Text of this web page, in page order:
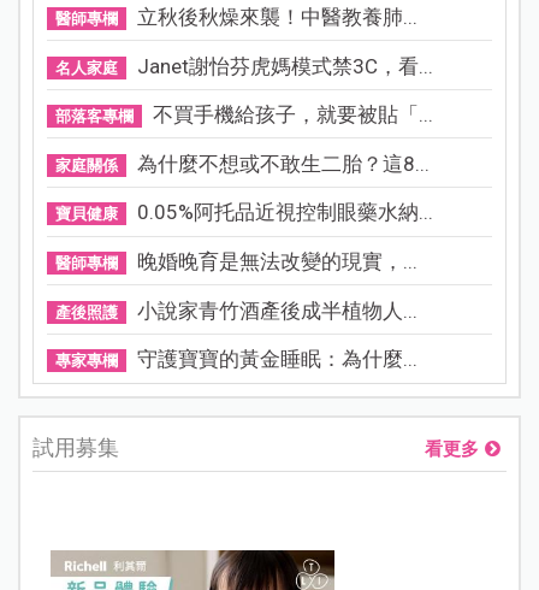
醫師專欄 立秋後秋燥來襲！中醫教養肺...
名人家庭 Janet謝怡芬虎媽模式禁3C，看...
部落客專欄 不買手機給孩子，就要被貼「...
家庭關係 為什麼不想或不敢生二胎？這8...
寶貝健康 0.05%阿托品近視控制眼藥水納...
醫師專欄 晚婚晚育是無法改變的現實，...
產後照護 小說家青竹酒產後成半植物人...
專家專欄 守護寶寶的黃金睡眠：為什麼...
試用募集 看更多